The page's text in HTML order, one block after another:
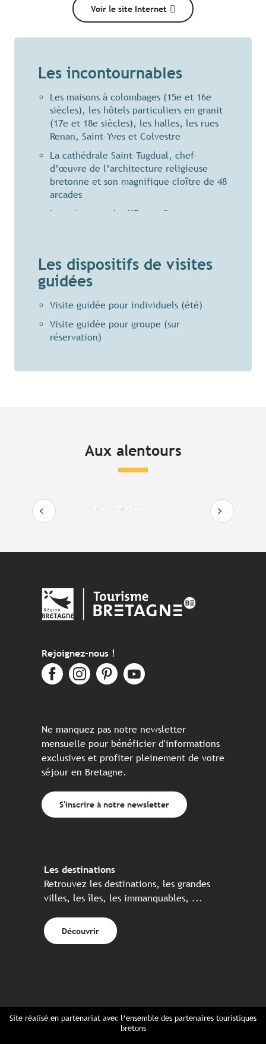
Voir le site Internet
Les incontournables
Les maisons à colombages (15e et 16e
siècles), les hôtels particuliers en granit
(17e et 18e siècles), les halles, les rues
Renan, Saint-Yves et Colvestre
La cathédrale Saint-Tugdual, chef-
d’œuvre de l’architecture religieuse
bretonne et son magnifique cloître de 48
arcades
La maison natale d’Ernest Renan
siècle)
La maison Saint-Pierre (maison à
Les dispositifs de visites
guidées
Visite guidée pour individuels (été)
Visite guidée pour groupe (sur
réservation)
Aux alentours
Les 7 îles
Rejoignez-nous !
Ne manquez pas notre newsletter
mensuelle pour bénéficier d'informations
exclusives et profiter pleinement de votre
séjour en Bretagne.
S'inscrire à notre newsletter
Les destinations
Retrouvez les destinations, les grandes
villes, les îles, les immanquables, ...
Découvrir
Site réalisé en partenariat avec l’ensemble des partenaires touristiques
bretons